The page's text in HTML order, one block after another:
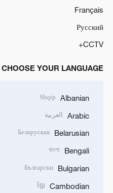
Français
Русский
CCTV+
CHOOSE YOUR LANGUAGE
Albanian
Shqip
Arabic العربية
Belarusian
Беларуская
Bengali
বাংলা
Bulgarian
Български
Cambodian
ខ្មែរ